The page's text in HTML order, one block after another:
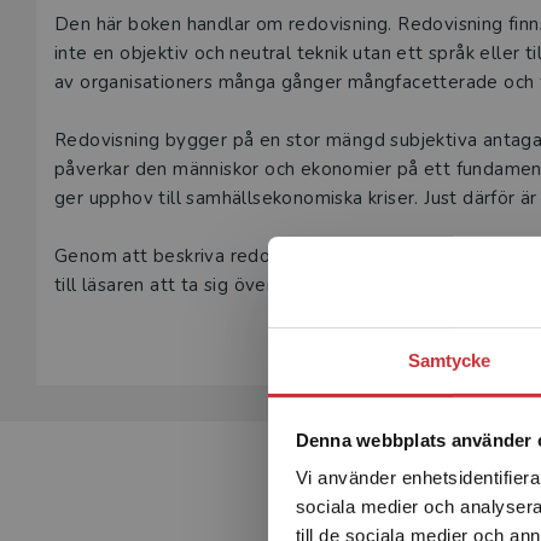
Samtycke
Denna webbplats använder
Vi använder
sociala medier och
till de sociala medier och
Beskrivning
Den här boken handlar om redovisning. Redovisning
inte en objektiv och neutral teknik utan ett språk eller
av organisationers många gånger mångfacetterade
Redovisning bygger på en stor mängd subjektiva
påverkar den människor och ekonomier på ett
ger upphov till samhällsekonomiska kriser. Just därför
Genom att beskriva redovisningens mest
till läsaren att ta sig över den allra första tröskeln till